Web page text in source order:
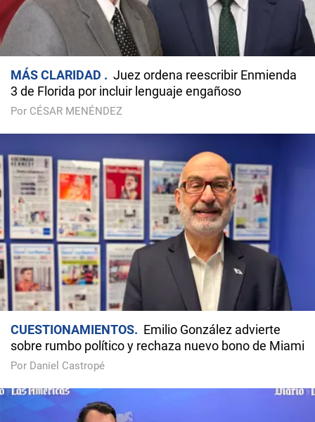
MÁS CLARIDAD
Juez ordena reescribir Enmienda
3 de Florida por incluir lenguaje engañoso
Por CÉSAR MENÉNDEZ
CUESTIONAMIENTOS
Emilio González advierte
sobre rumbo político y rechaza nuevo bono de Miami
Por Daniel Castropé